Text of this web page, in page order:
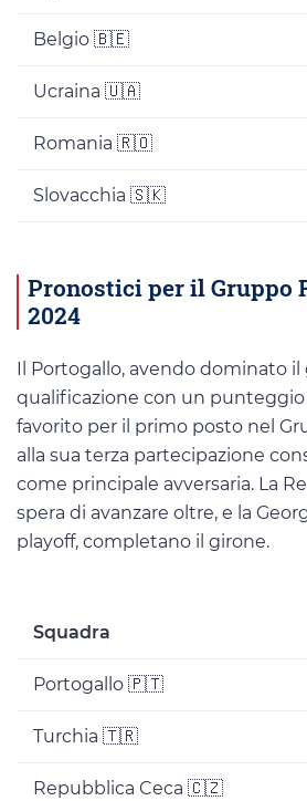
Belgio 🇧🇪
Ucraina 🇺🇦
Romania 🇷🇴
Slovacchia 🇸🇰
Pronostici per il Gruppo
2024
Il Portogallo, avendo dominato il
qualificazione con un punteggio
favorito per il primo posto nel
alla sua terza partecipazione
come principale avversaria. La
spera di avanzare oltre, e la
playoff, completano il girone.
Squadra
Portogallo 🇵🇹
Turchia 🇹🇷
Repubblica Ceca 🇨🇿